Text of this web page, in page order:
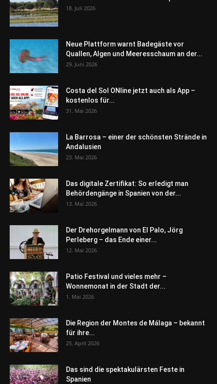
18. Juli 2026
Neue Plattform warnt Badegäste vor
Quallen, Algen und Meeresschaum an der...
29. Juni 2026
Costa del Sol ONline jetzt auch als App –
kostenlos für...
31. Mai 2026
La Barrosa – einer der schönsten Strände in
Andalusien
23. Mai 2026
Das digitale Zertifikat: So erledigt man
Behördengänge in Spanien von der...
13. Mai 2026
Der Drehorgelmann von El Palo, Jörg
Perleberg – das Ende einer...
12. Mai 2026
Patio Festival und vieles mehr –
Wonnemonat in der Stadt der...
1. Mai 2026
Die Region der Montes de Málaga – bekannt
für ihre...
25. April 2026
Das sind die spektakulärsten Feste in
Spanien